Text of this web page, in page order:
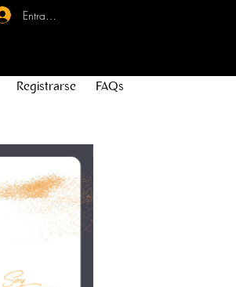
Entrar - Registro
Registrarse FAQs